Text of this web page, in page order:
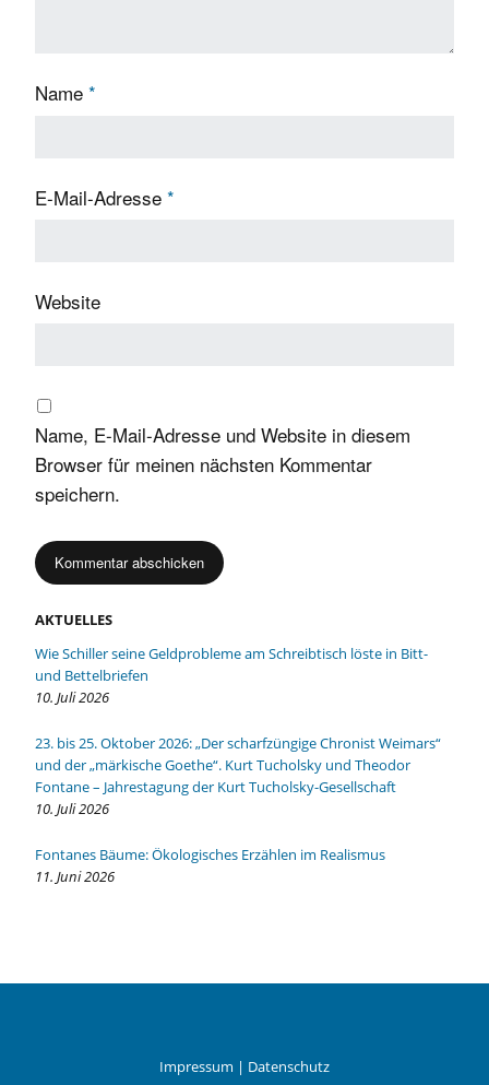
Name *
E-Mail-Adresse *
Website
Name, E-Mail-Adresse und Website in diesem
Browser für meinen nächsten Kommentar
speichern.
AKTUELLES
Wie Schiller seine Geldprobleme am Schreibtisch löste in Bitt-
und Bettelbriefen
10. Juli 2026
23. bis 25. Oktober 2026: „Der scharfzüngige Chronist Weimars“
und der „märkische Goethe“. Kurt Tucholsky und Theodor
Fontane – Jahrestagung der Kurt Tucholsky-Gesellschaft
10. Juli 2026
Fontanes Bäume: Ökologisches Erzählen im Realismus
11. Juni 2026
Impressum | Datenschutz